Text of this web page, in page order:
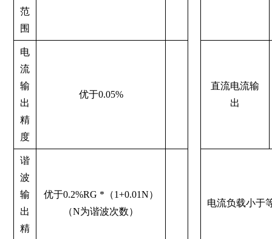
范
围
电
流
输
出
精
度
优于0.05%
直流电流输
出
谐
波
输
出
精
优于0.2%RG *（1+0.01N）
（N为谐波次数）
电流负载小于